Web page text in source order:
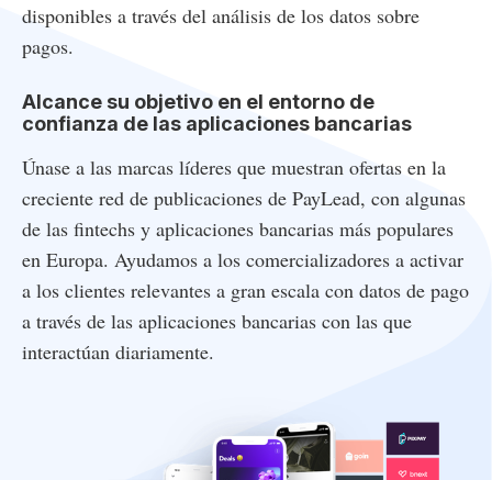
disponibles a través del análisis de los datos sobre
pagos.
Alcance su objetivo en el entorno de
confianza de las aplicaciones bancarias
Únase a las marcas líderes que muestran ofertas en la
creciente red de publicaciones de PayLead, con algunas
de las fintechs y aplicaciones bancarias más populares
en Europa. Ayudamos a los comercializadores a activar
a los clientes relevantes a gran escala con datos de pago
a través de las aplicaciones bancarias con las que
interactúan diariamente.